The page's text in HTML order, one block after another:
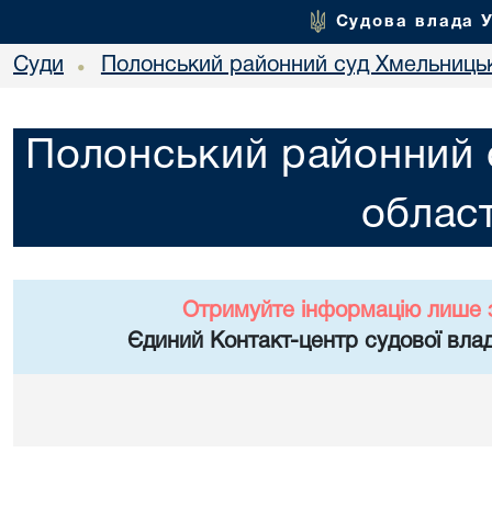
Судова влада
Суди • Полонський районний суд
Полонський районний
Отримуйте інформацію лише
Єдиний Контакт-центр судової